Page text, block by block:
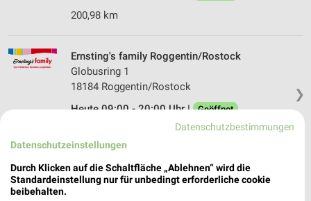
200,98 km
❯
Ernsting's family Roggentin/Rostock
Globusring 1
18184 Roggentin/Rostock
Heute 09:00 - 20:00 Uhr | Geöffnet
Woolworth Rostock
Handwerkstr. 1
Datenschutzbestimmungen
Datenschutzeinstellungen
Durch Klicken auf die Schaltfläche „Ablehnen“ wird die
Standardeinstellung nur für unbedingt erforderliche cookie
beibehalten.